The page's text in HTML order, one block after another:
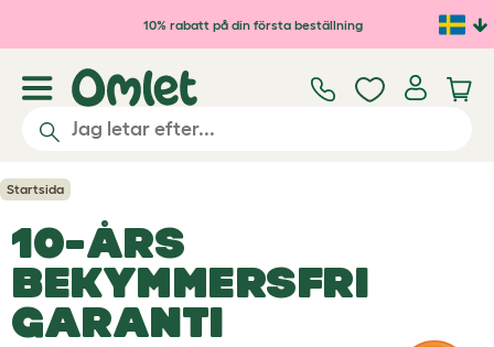
Hoppa till huvudinnehåll
10% rabatt på din första beställning
Startsida
10-ÅRS
BEKYMMERSFRI
GARANTI